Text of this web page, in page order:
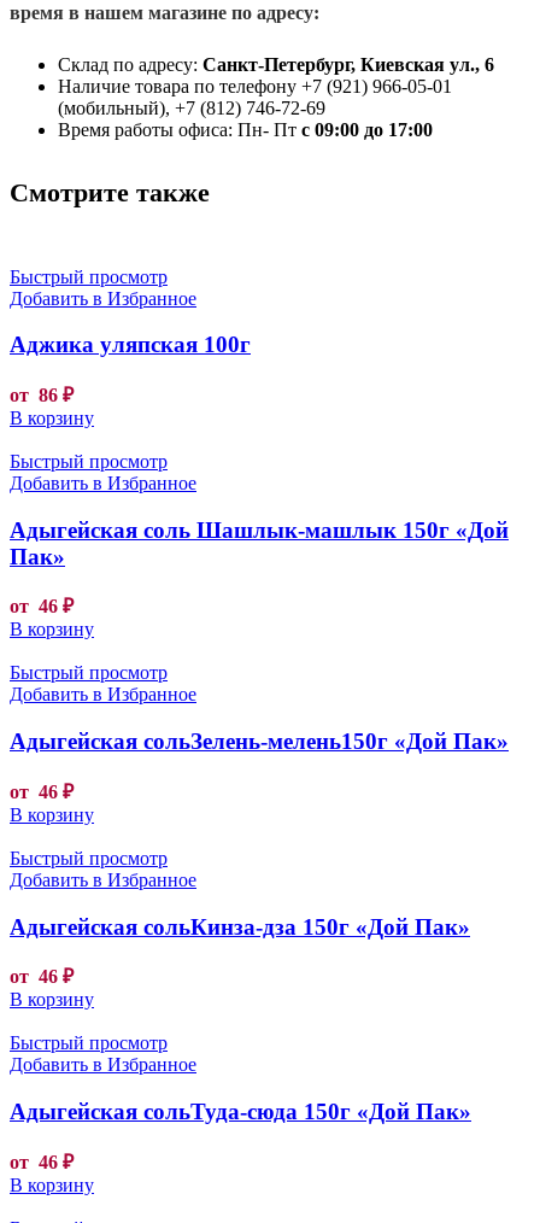
время в нашем магазине по адресу:
Склад по адресу: Санкт-Петербург, Киевская ул., 6
Наличие товара по телефону +7 (921) 966-05-01
(мобильный), +7 (812) 746-72-69
Время работы офиса: Пн- Пт с 09:00 до 17:00
Смотрите также
Быстрый просмотр
Добавить в Избранное
Аджика уляпская 100г
от 86 ₽
В корзину
Быстрый просмотр
Добавить в Избранное
Адыгейская соль Шашлык-машлык 150г «Дой
Пак»
от 46 ₽
В корзину
Быстрый просмотр
Добавить в Избранное
Адыгейская сольЗелень-мелень150г «Дой Пак»
от 46 ₽
В корзину
Быстрый просмотр
Добавить в Избранное
Адыгейская сольКинза-дза 150г «Дой Пак»
от 46 ₽
В корзину
Быстрый просмотр
Добавить в Избранное
Адыгейская сольТуда-сюда 150г «Дой Пак»
от 46 ₽
В корзину